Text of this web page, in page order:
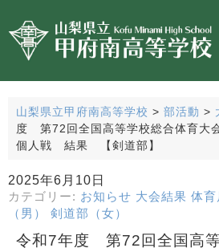
山梨県立甲府南高等学校 > 部活動 >
度 第72回全国高等学校総合体育大
個人戦 結果 【剣道部】
2025年6月10日
カテゴリー: お知らせ 大会結果 体育
（男）
剣道部（女）
令和7年度 第72回全国高